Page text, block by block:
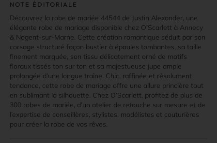
NOTE ÉDITORIALE
Découvrez la robe de mariée 44544 de Justin Alexander, une
élégante robe de mariage disponible chez O’Scarlett à Annecy
& Nogent-sur-Marne. Cette création romantique séduit par son
corsage structuré façon bustier à épaules tombantes, sa taille
finement marquée, son tissu délicatement orné de motifs
floraux tissés ton sur ton et sa majestueuse jupe ample
prolongée d’une longue traîne. Chic, raffinée et résolument
tendance, cette robe de mariage offre une allure princière tout
en sublimant la silhouette. Chez O’Scarlett, profitez de plus de
300 robes de mariée, d’un atelier de retouche sur mesure et de
l’expertise de conseillères, stylistes, modélistes et couturières
pour créer la robe de vos rêves.